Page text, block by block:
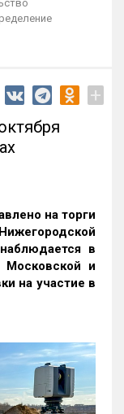
+
на торги
в
Московской и
на участие в